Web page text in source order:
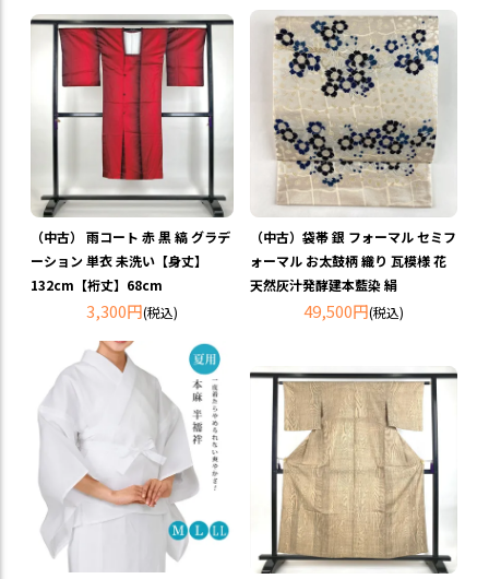
（中古） 雨コート 赤 黒 縞 グラデ
ーション 単衣 未洗い【身丈】
132cm【裄丈】68cm
3,300円(税込)
（中古）袋帯 銀 フォーマル セミフ
ォーマル お太鼓柄 織り 瓦模様 花
天然灰汁発酵建本藍染 絹
49,500円(税込)